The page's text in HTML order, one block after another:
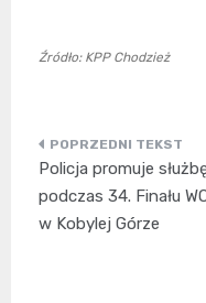
Źródło: KPP Chodzież
Nawigacja
wpisu
Policja promuje
podczas 34. Finału
w Kobylej Górze